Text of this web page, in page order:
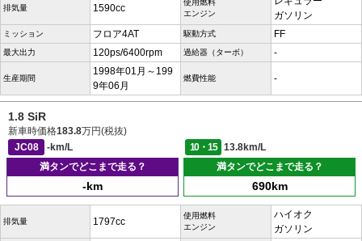
排気量 1590cc
使用燃料
エンジン
ガソリン
ミッション フロア4AT 駆動方式 FF
最大出力 120ps/6400rpm 過給器（ターボ） -
生産期間
1998年01月～199
9年06月
燃費性能 -
1.8 SiR
新車時価格183.8万円(税抜)
JC08
-km/L 10・15
13.8km/L
満タンでどこまで走る？
-km
満タンでどこまで走る？
690km
排気量 1797cc
使用燃料
エンジン
ハイオク
ガソリン